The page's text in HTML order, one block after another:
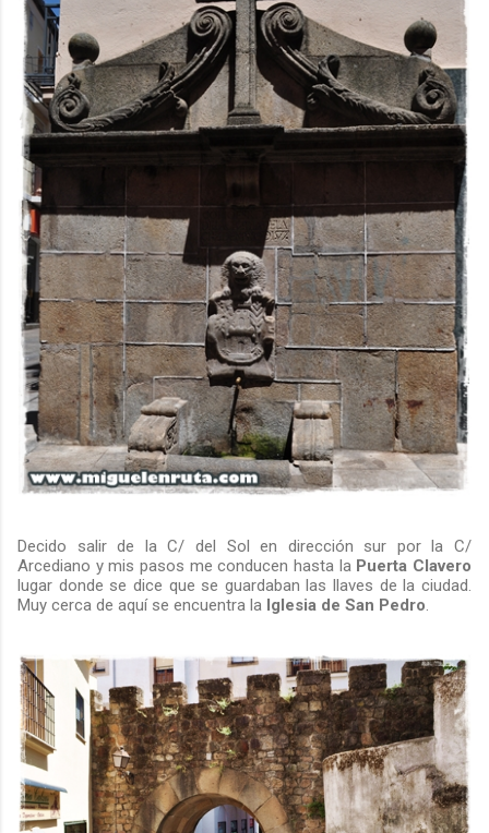
Decido salir de la C/ del Sol en dirección sur por la C/
Arcediano y mis pasos me conducen hasta la Puerta Clavero
lugar donde se dice que se guardaban las llaves de la ciudad.
Muy cerca de aquí se encuentra la Iglesia de San Pedro.